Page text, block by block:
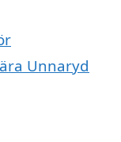
Unnaryd